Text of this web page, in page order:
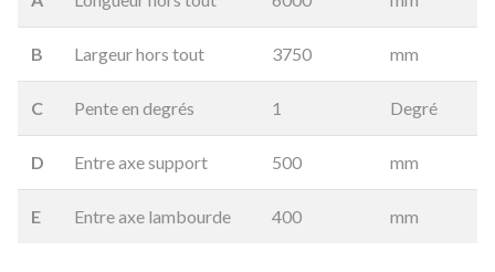
B Largeur hors tout 3750 mm
C Pente en degrés 1 Degré
D Entre axe support 500 mm
E Entre axe lambourde 400 mm